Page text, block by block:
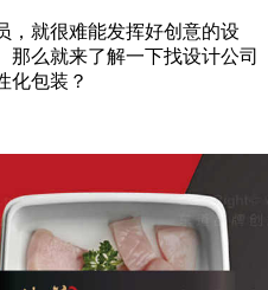
，就很难能发挥好创意的设
那么就来了解一下找设计公司
化包装？